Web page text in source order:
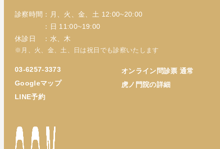
診察時間：月、火、金、土 12:00~20:00
：日 11:00~19:00
休診日 ：水、木
※月、火、金、土、日は祝日でも診察いたします
03-6257-3373
Googleマップ
LINE予約
オンライン問診票 通常
虎ノ門院の詳細